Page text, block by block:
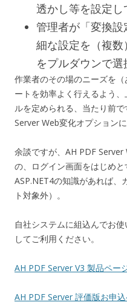
透かし等を設定
管理者が「変換
細な設定を（複
をプルダウンで
作業者のその場のニーズを
ートを効率よく行えるよう
ルを定められる、当たり前
Server Web変化オプション
余談ですが、AH PDF
の、ログイン画面をはじめと
ASP.NET4の知識があれば
ト対象外）。
自社システムに組込んでお
してご利用ください。
AH PDF Server V3 製品ペー
AH PDF Server 評価版お申